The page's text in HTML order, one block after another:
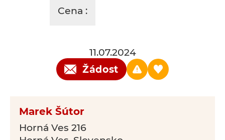
Cena :
11.07.2024
Žádost
Marek Šútor
Horná Ves 216